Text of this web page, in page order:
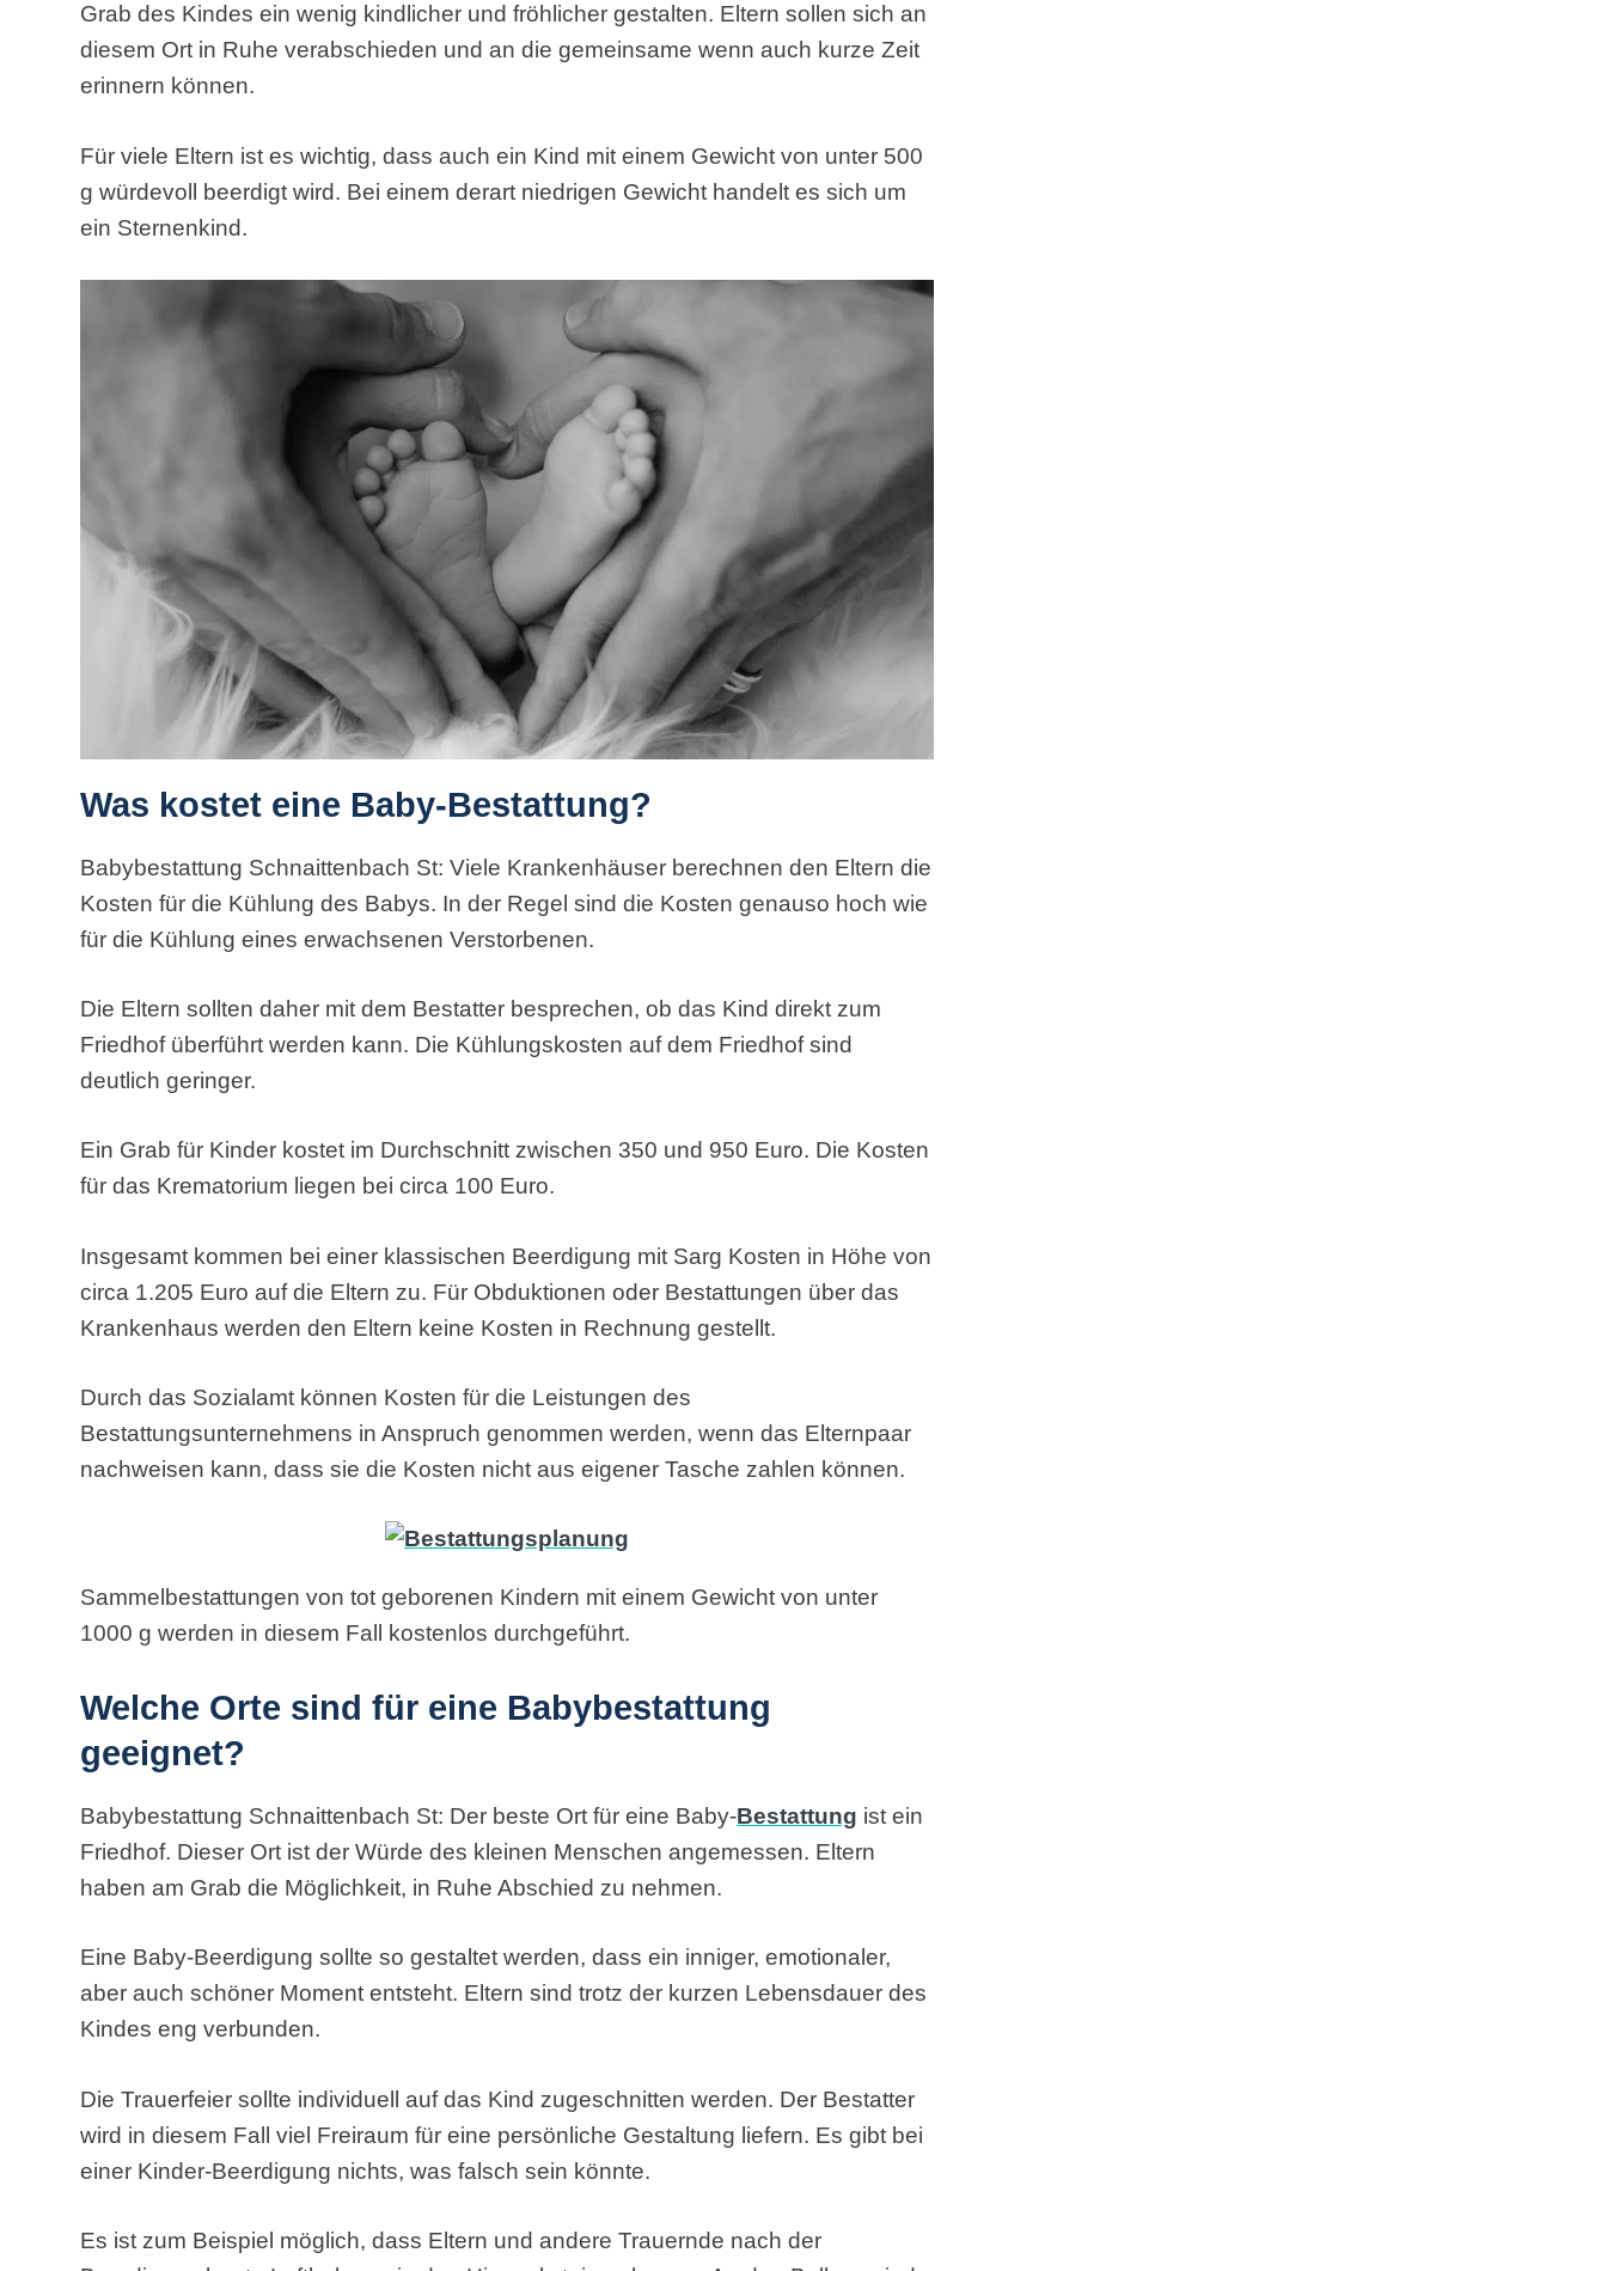
Grab des Kindes ein wenig kindlicher und fröhlicher gestalten. Eltern sollen sich an
diesem Ort in Ruhe verabschieden und an die gemeinsame wenn auch kurze Zeit
erinnern können.
Für viele Eltern ist es wichtig, dass auch ein Kind mit einem Gewicht von unter 500
g würdevoll beerdigt wird. Bei einem derart niedrigen Gewicht handelt es sich um
ein Sternenkind.
Was kostet eine Baby-Bestattung?
Babybestattung Schnaittenbach St: Viele Krankenhäuser berechnen den Eltern die
Kosten für die Kühlung des Babys. In der Regel sind die Kosten genauso hoch wie
für die Kühlung eines erwachsenen Verstorbenen.
Die Eltern sollten daher mit dem Bestatter besprechen, ob das Kind direkt zum
Friedhof überführt werden kann. Die Kühlungskosten auf dem Friedhof sind
deutlich geringer.
Ein Grab für Kinder kostet im Durchschnitt zwischen 350 und 950 Euro. Die Kosten
für das Krematorium liegen bei circa 100 Euro.
Insgesamt kommen bei einer klassischen Beerdigung mit Sarg Kosten in Höhe von
circa 1.205 Euro auf die Eltern zu. Für Obduktionen oder Bestattungen über das
Krankenhaus werden den Eltern keine Kosten in Rechnung gestellt.
Durch das Sozialamt können Kosten für die Leistungen des
Bestattungsunternehmens in Anspruch genommen werden, wenn das Elternpaar
nachweisen kann, dass sie die Kosten nicht aus eigener Tasche zahlen können.
Sammelbestattungen von tot geborenen Kindern mit einem Gewicht von unter
1000 g werden in diesem Fall kostenlos durchgeführt.
Welche Orte sind für eine Babybestattung
geeignet?
Babybestattung Schnaittenbach St: Der beste Ort für eine Baby-Bestattung ist ein
Friedhof. Dieser Ort ist der Würde des kleinen Menschen angemessen. Eltern
haben am Grab die Möglichkeit, in Ruhe Abschied zu nehmen.
Eine Baby-Beerdigung sollte so gestaltet werden, dass ein inniger, emotionaler,
aber auch schöner Moment entsteht. Eltern sind trotz der kurzen Lebensdauer des
Kindes eng verbunden.
Die Trauerfeier sollte individuell auf das Kind zugeschnitten werden. Der Bestatter
wird in diesem Fall viel Freiraum für eine persönliche Gestaltung liefern. Es gibt bei
einer Kinder-Beerdigung nichts, was falsch sein könnte.
Es ist zum Beispiel möglich, dass Eltern und andere Trauernde nach der